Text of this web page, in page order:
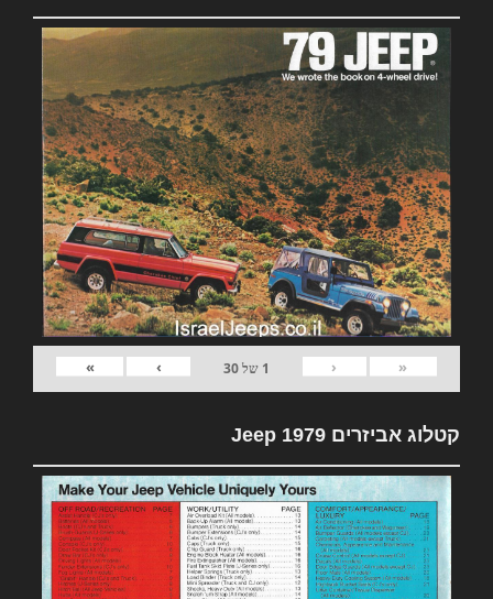
«
‹
1 של30
›
»
קטלוג אביזרים 1979 Jeep